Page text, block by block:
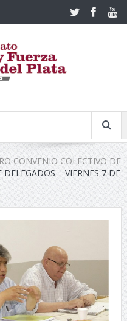
CONVENIO COLECTIVO DE
DELEGADOS – VIERNES 7 DE